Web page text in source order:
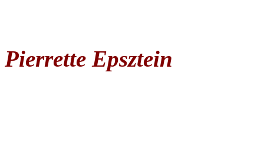
Pierrette Epsztein